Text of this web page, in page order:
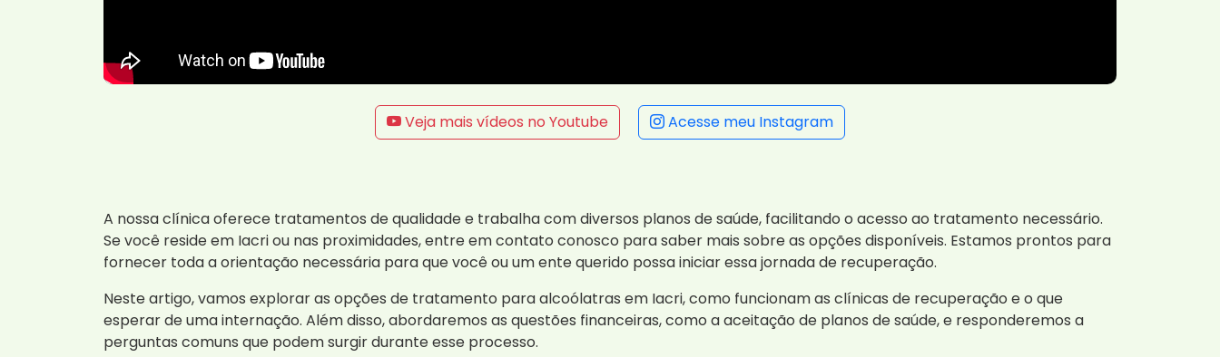
Veja mais vídeos no Youtube Acesse meu Instagram
A nossa clínica oferece tratamentos de qualidade e trabalha com diversos planos de saúde, facilitando o acesso ao tratamento necessário.
Se você reside em Iacri ou nas proximidades, entre em contato conosco para saber mais sobre as opções disponíveis. Estamos prontos para
fornecer toda a orientação necessária para que você ou um ente querido possa iniciar essa jornada de recuperação.
Neste artigo, vamos explorar as opções de tratamento para alcoólatras em Iacri, como funcionam as clínicas de recuperação e o que
esperar de uma internação. Além disso, abordaremos as questões financeiras, como a aceitação de planos de saúde, e responderemos a
perguntas comuns que podem surgir durante esse processo.